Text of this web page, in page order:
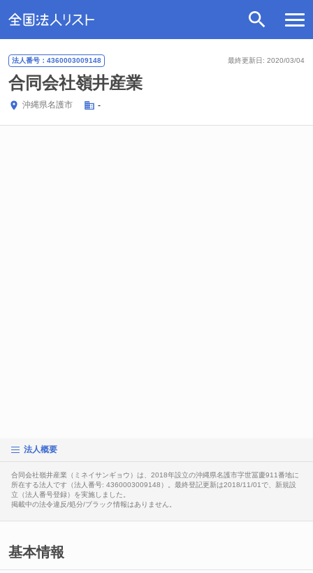
最終更新日: 2020/03/04
法人番号：4360003009148
合同会社嶺井産業
沖縄県名護市 -
法人概要
合同会社嶺井産業（ミネイサンギョウ）は、2018年設立の沖縄県名護市字世冨慶911番地に
所在する法人です（法人番号: 4360003009148）。最終登記更新は2018/11/01で、新規設
立（法人番号登録）を実施しました。
掲載中の法令違反/処分/ブラック情報はありません。
基本情報